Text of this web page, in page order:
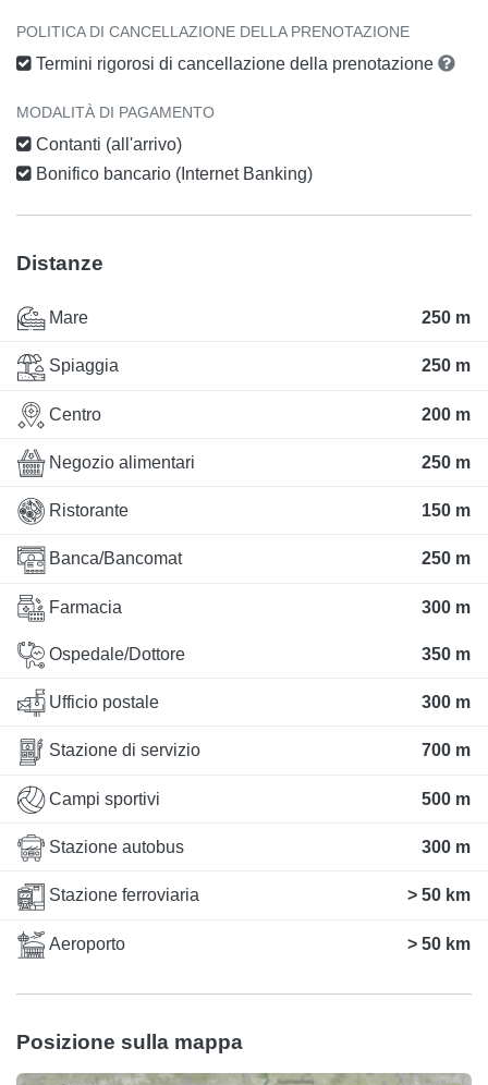
POLITICA DI CANCELLAZIONE DELLA PRENOTAZIONE
Termini rigorosi di cancellazione della prenotazione
MODALITÀ DI PAGAMENTO
Contanti (all'arrivo)
Bonifico bancario (Internet Banking)
Distanze
Mare 250 m
Spiaggia 250 m
Centro 200 m
Negozio alimentari 250 m
Ristorante 150 m
Banca/Bancomat 250 m
Farmacia 300 m
Ospedale/Dottore 350 m
Ufficio postale 300 m
Stazione di servizio 700 m
Campi sportivi 500 m
Stazione autobus 300 m
Stazione ferroviaria > 50 km
Aeroporto > 50 km
Posizione sulla mappa